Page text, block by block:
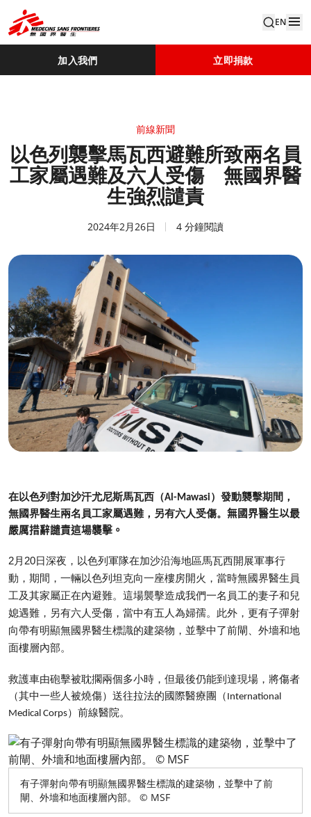
EN
加入我們 立即捐款
前線新聞
以色列襲擊馬瓦西避難所致兩名員
工家屬遇難及六人受傷 無國界醫
生強烈譴責
2024年2月26日 4 分鐘閱讀
在以色列對加沙汗尤尼斯馬瓦西（Al-Mawasi ）發動襲擊期間，
無國界醫生兩名員工家屬遇難，另有六人受傷。 無國界醫生以最
嚴厲措辭譴責這場襲擊。
2月20日深夜，以色列軍隊在加沙沿海地區馬瓦西開展軍事行
動，期間，一輛以色列坦克向一座樓房開火，當時無國界醫生員
工及其家屬正在內避難。這場襲擊造成我們一名員工的妻子和兒
媳遇難，另有六人受傷，當中有五人為婦孺。此外，更有子彈射
向帶有明顯無國界醫生標識的建築物，並擊中了前閘、外墻和地
面樓層內部。
救護車由砲擊被耽擱兩個多小時，但最後仍能到達現場，將傷者
（其中一些人被燒傷）送往拉法的國際醫療團（International
Medical Corps）前線醫院。
有子彈射向帶有明顯無國界醫生標識的建築物，並擊中了前
閘、外墻和地面樓層內部。 © MSF